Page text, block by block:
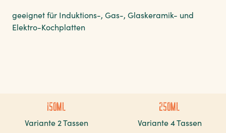
geeignet für Induktions-, Gas-, Glaskeramik- und
Elektro-Kochplatten
150ML
Variante 2 Tassen
250ML
Variante 4 Tassen